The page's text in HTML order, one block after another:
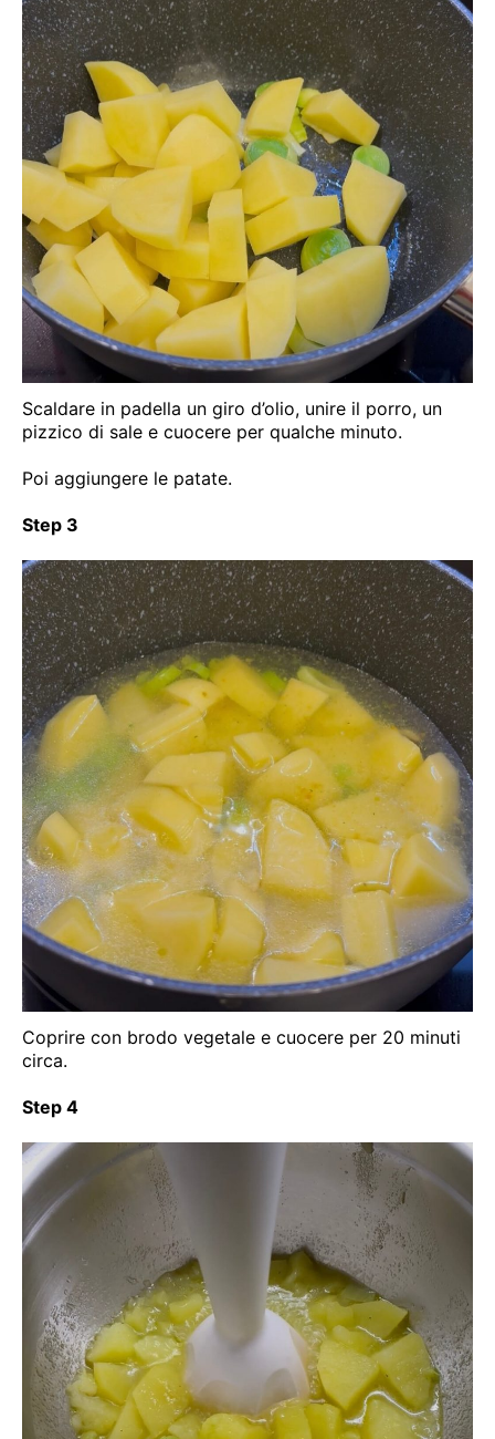
Scaldare in padella un giro d’olio, unire il porro, un
pizzico di sale e cuocere per qualche minuto.
Poi aggiungere le patate.
Step 3
Coprire con brodo vegetale e cuocere per 20 minuti
circa.
Step 4